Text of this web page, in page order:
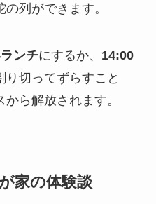
列ができます。
ンチにするか、 14:00
り切ってずらすこと
ら解放されます。
家の体験談